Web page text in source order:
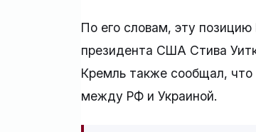
По его словам, эту
президента США Стива
Кремль также сообщал, что
между РФ и Украиной.